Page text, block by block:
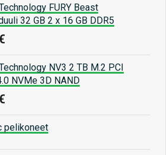
FURY Beast
32 GB 2 x 16 GB DDR5
NV3 2 TB M.2 PCI
NVMe 3D NAND
pelikoneet